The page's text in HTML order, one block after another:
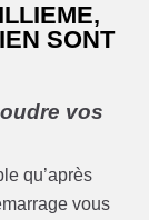
SONT
vos
qu’après
vous